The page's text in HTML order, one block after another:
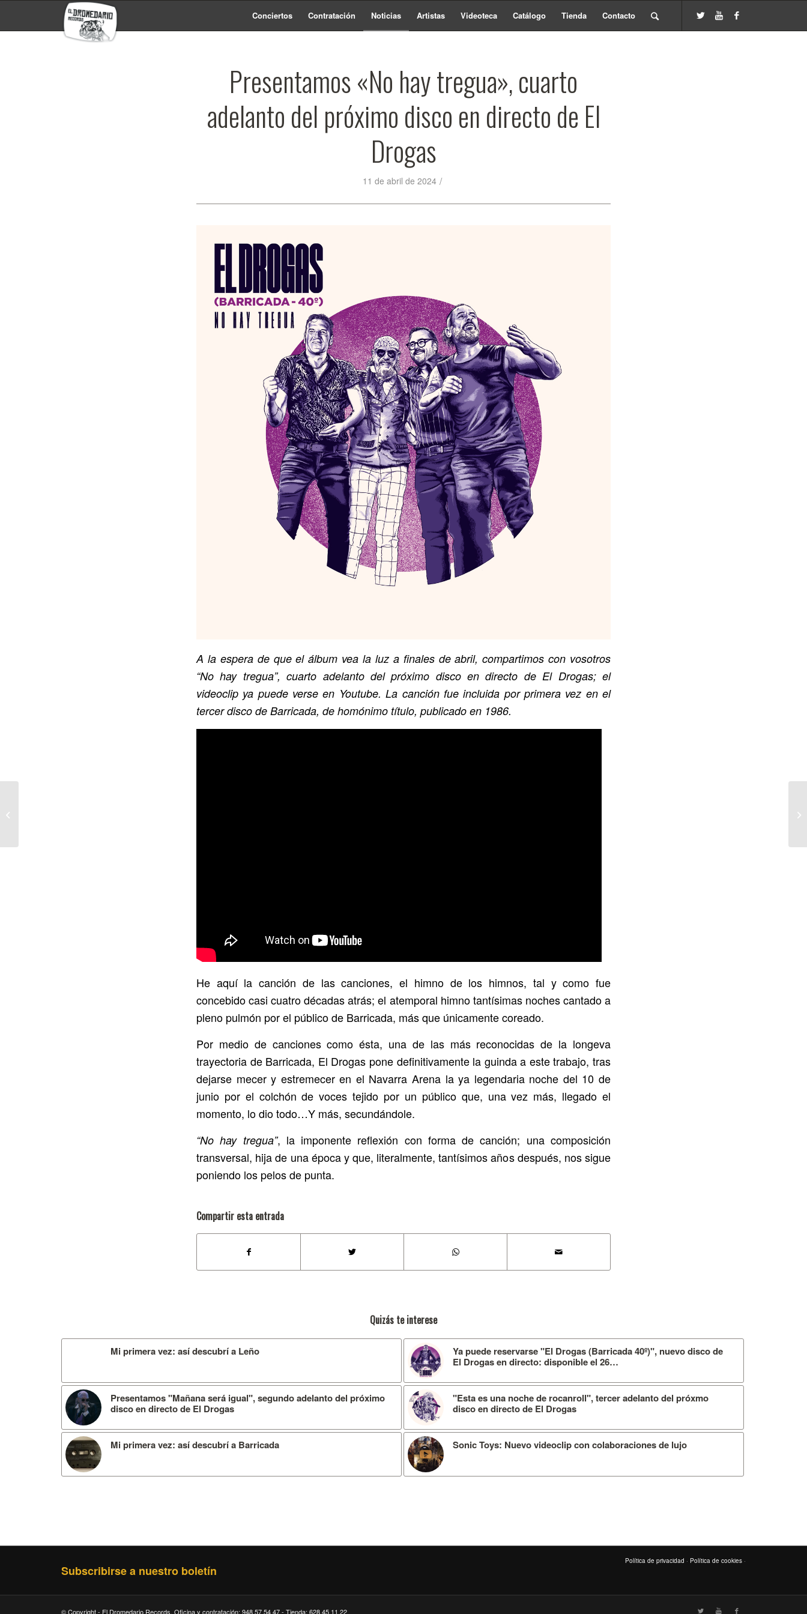
Conciertos Contratación Noticias Artistas Videoteca Catálogo Tienda Contacto
Presentamos «No hay tregua», cuarto
adelanto del próximo disco en directo de El
Drogas
11 de abril de 2024 /
A la espera de que el álbum vea la luz a finales de abril, compartimos con vosotros
“No hay tregua”, cuarto adelanto del próximo disco en directo de El Drogas; el
videoclip ya puede verse en Youtube. La canción fue incluida por primera vez en el
tercer disco de Barricada, de homónimo título, publicado en 1986.
He aquí la canción de las canciones, el himno de los himnos, tal y como fue
concebido casi cuatro décadas atrás; el atemporal himno tantísimas noches cantado a
pleno pulmón por el público de Barricada, más que únicamente coreado.
Por medio de canciones como ésta, una de las más reconocidas de la longeva
trayectoria de Barricada, El Drogas pone definitivamente la guinda a este trabajo, tras
dejarse mecer y estremecer en el Navarra Arena la ya legendaria noche del 10 de
junio por el colchón de voces tejido por un público que, una vez más, llegado el
momento, lo dio todo…Y más, secundándole.
“No hay tregua”, la imponente reflexión con forma de canción; una composición
transversal, hija de una época y que, literalmente, tantísimos años después, nos sigue
poniendo los pelos de punta.
Compartir esta entrada
Quizás te interese
Mi primera vez: así descubrí a Leño
Ya puede reservarse "El Drogas (Barricada 40º)", nuevo disco de
El Drogas en directo: disponible el 26…
Presentamos "Mañana será igual", segundo adelanto del próximo
disco en directo de El Drogas
"Esta es una noche de rocanroll", tercer adelanto del próxmo
disco en directo de El Drogas
Mi primera vez: así descubrí a Barricada Sonic Toys: Nuevo videoclip con colaboraciones de lujo
Subscribirse a nuestro boletín
Política de privacidad · Política de cookies·
© Copyright - El Dromedario Records. Oficina y contratación: 948 57 54 47 - Tienda: 628 45 11 22